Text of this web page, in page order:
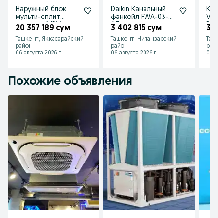
Наружный блок
мульти-сплит
системы MDV
MD5O-42HFN8
20 357 189 сум
Ташкент, Яккасарайский
район
06 августа 2026 г.
Daikin Канальный
фанкойл FWA-03-
AT
3 402 815 сум
Ташкент, Чиланзарский
район
06 августа 2026 г.
3
06
Похожие объявления